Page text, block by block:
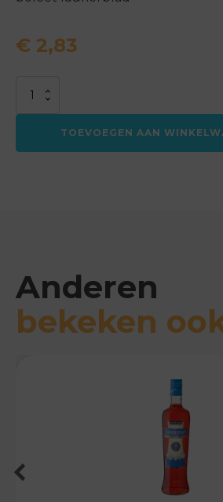
€ 2,83
Aromat
naturel
gram
TOEVOEGEN AAN
Anderen
bekeken